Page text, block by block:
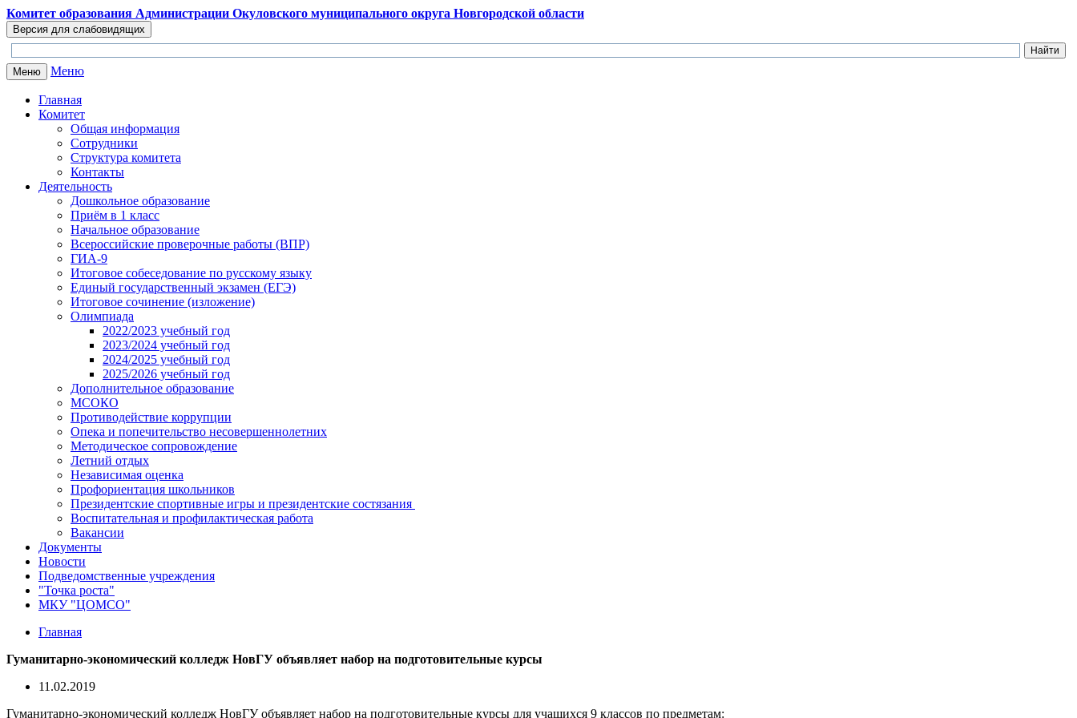
Перейти к основному содержанию
Комитет образования Администрации Окуловского муниципального округа Новгородской области
Меню Меню
Главная
Комитет
Общая информация
Сотрудники
Структура комитета
Контакты
Деятельность
Дошкольное образование
Приём в 1 класс
Начальное образование
Всероссийские проверочные работы (ВПР)
ГИА-9
Итоговое собеседование по русскому языку
Единый государственный экзамен (ЕГЭ)
Итоговое сочинение (изложение)
Олимпиада
2022/2023 учебный год
2023/2024 учебный год
2024/2025 учебный год
2025/2026 учебный год
Дополнительное образование
МСОКО
Противодействие коррупции
Опека и попечительство несовершеннолетних
Методическое сопровождение
Летний отдых
Независимая оценка
Профориентация школьников
Президентские спортивные игры и президентские состязания
Воспитательная и профилактическая работа
Вакансии
Документы
Новости
Подведомственные учреждения
"Точка роста"
МКУ "ЦОМСО"
Главная
Гуманитарно-экономический колледж НовГУ объявляет набор на подготовительные курсы
11.02.2019
Гуманитарно-экономический колледж НовГУ объявляет набор на подготовительные курсы для учащихся 9 классов по предметам: